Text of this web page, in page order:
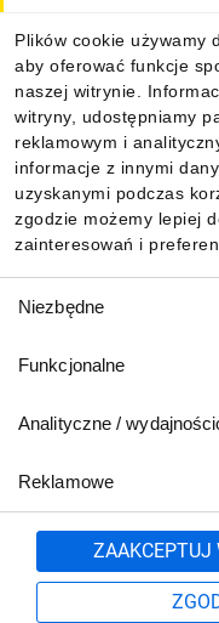
Plików cookie używamy
aby oferować funkcje
naszej witrynie.
witryny, udostępniamy
reklamowym i
informacje z innymi
uzyskanymi podczas
zgodzie możemy lepiej
zainteresowań i
zgody
Niezbędne
Funkcjonalne
Analityczne /
Reklamowe
ZAAKCEPTUJ
Dla kupujących
Informacje
Pobierz
801